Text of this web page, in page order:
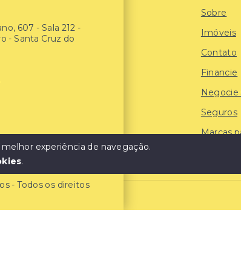
Sobre
Imóveis
Contato
Financie
Negocie
Seguros
Marcas
607 - Sala 212 -
- Santa Cruz do
- Todos os direitos
experiência de navegação.
.